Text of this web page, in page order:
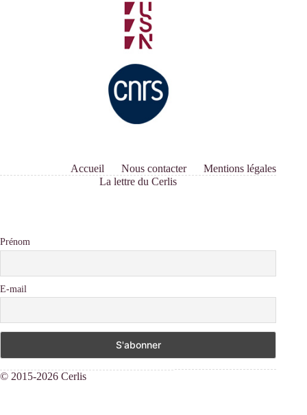
Accueil Nous contacter
Mentions légales
La lettre du Cerlis
Prénom
E-mail
© 2015-2026 Cerlis